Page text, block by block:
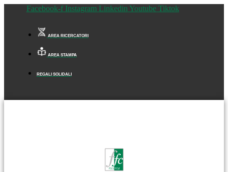
Facebook-f Instagram Linkedin Youtube Tiktok
AREA RICERCATORI
AREA STAMPA
REGALI SOLIDALI